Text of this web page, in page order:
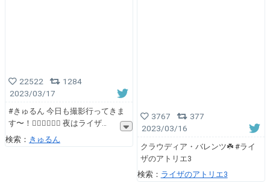
22522
1284
2023/03/17
#きゅるん 今日も撮影行ってきま
す〜！🏃‍♂️🏃‍♀️🏃‍♂️ 夜はライザ
検索： きゅるん
3767
377
2023/03/16
クラウディア・バレンツ☘️ #ライ
ザのアトリエ3
検索： ライザのアトリエ3